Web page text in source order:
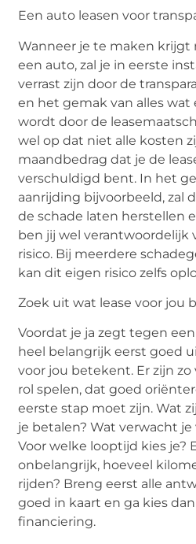
Een auto leasen voor
Wanneer je te maken krijgt
een auto, zal je in eerste
verrast zijn door de
en het gemak van alles wat
wordt door de
wel op dat niet alle kosten
maandbedrag dat je de
verschuldigd bent. In het
aanrijding bijvoorbeeld, zal
de schade laten herstellen
ben jij wel verantwoordelijk
risico. Bij meerdere
kan dit eigen risico zelfs
Zoek uit wat lease voor jou
Voordat je ja zegt tegen
heel belangrijk eerst goed
voor jou betekent. Er zijn
rol spelen, dat goed
eerste stap moet zijn. Wat
je betalen? Wat verwacht je
Voor welke looptijd kies je?
onbelangrijk, hoeveel
rijden? Breng eerst alle
goed in kaart en ga kies
financiering.